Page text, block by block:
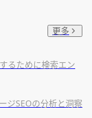
更多
るために検索エン
ジSEOの分析と洞察